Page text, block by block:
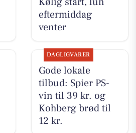
eftermiddag
venter
DAGLIGVARER
Gode lokale
tilbud: Spier PS-
vin til 39 kr. og
Kohberg brød til
12 kr.